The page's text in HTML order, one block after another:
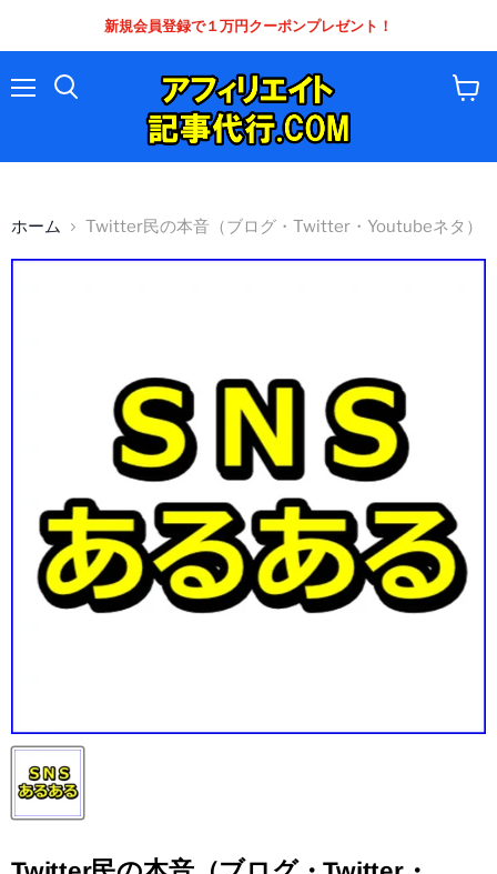
新規会員登録で１万円クーポンプレゼント！
を
ホーム Twitter民の本音（ブログ・Twitter・Youtubeネタ）